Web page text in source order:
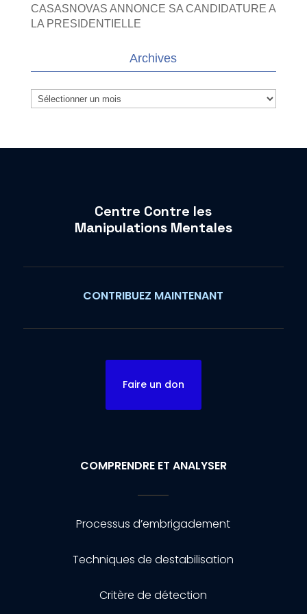
CASASNOVAS ANNONCE SA CANDIDATURE A
LA PRESIDENTIELLE
Archives
Archives
Centre Contre les
Manipulations Mentales
CONTRIBUEZ MAINTENANT
Faire un don
COMPRENDRE ET ANALYSER
Processus d’embrigadement
Techniques de destabilisation
Critère de détection